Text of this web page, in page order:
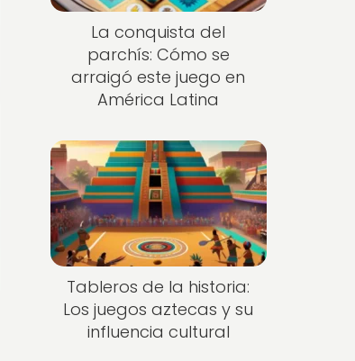
La conquista del
parchís: Cómo se
arraigó este juego en
América Latina
Tableros de la historia:
Los juegos aztecas y su
influencia cultural